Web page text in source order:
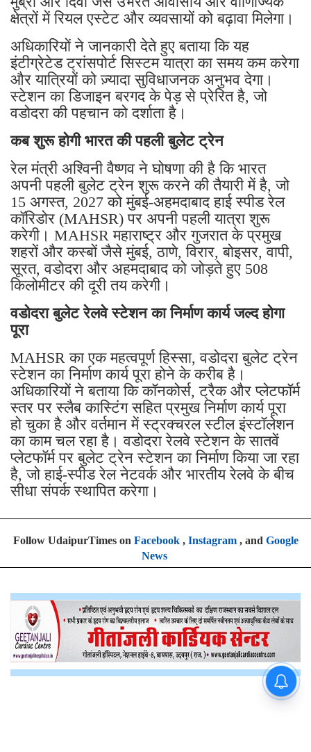
अधिकारियों ने जानकारी देते हुए बताया कि यह
इंटीग्रेटेड ट्रांसपोर्ट सिस्टम यात्रा का समय कम करेगा
और यात्रियों को ज़्यादा सुविधाजनक अनुभव देगा।
स्टेशन का डिजाइन बरगद के पेड़ से प्रेरित है, जो
वडोदरा की पहचान को दर्शाता है।
कब शुरू होगी भारत की पहली बुलेट ट्रेन
रेल मंत्री अश्विनी वैष्णव ने घोषणा की है कि भारत
अपनी पहली बुलेट ट्रेन शुरू करने की तैयारी में है, जो
15 अगस्त, 2027 को मुंबई-अहमदाबाद हाई स्पीड रेल
कॉरिडोर (MAHSR) पर अपनी पहली यात्रा शुरू
करेगी। MAHSR महाराष्ट्र और गुजरात के प्रमुख
शहरों और कस्बों जैसे मुंबई, ठाणे, विरार, बोइसर, वापी,
सूरत, वडोदरा और अहमदाबाद को जोड़ते हुए 508
किलोमीटर की दूरी तय करेगी।
वडोदरा बुलेट रेलवे स्टेशन का निर्माण कार्य जल्द होगा
MAHSR का एक महत्वपूर्ण हिस्सा, वडोदरा बुलेट ट्रेन
स्टेशन का निर्माण कार्य पूरा होने के करीब है।
अधिकारियों ने बताया कि कॉनकोर्स, ट्रैक और प्लेटफॉर्म
स्तर पर स्लैब कास्टिंग सहित प्रमुख निर्माण कार्य पूरा
हो चुका है और वर्तमान में स्ट्रक्चरल स्टील इंस्टॉलेशन
का काम चल रहा है। वडोदरा रेलवे स्टेशन के सातवें
प्लेटफॉर्म पर बुलेट ट्रेन स्टेशन का निर्माण किया जा रहा
है, जो हाई-स्पीड रेल नेटवर्क और भारतीय रेलवे के बीच
सीधा संपर्क स्थापित करेगा।
Follow UdaipurTimes onFacebook